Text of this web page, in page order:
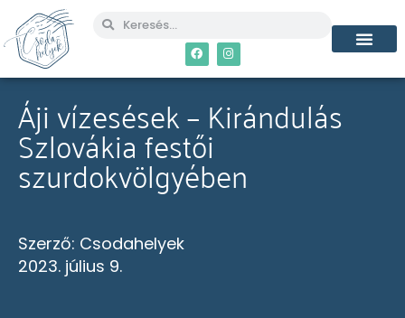
Áji vízesések – Kirándulás
Szlovákia festői
szurdokvölgyében
Szerző: Csodahelyek
2023. július 9.